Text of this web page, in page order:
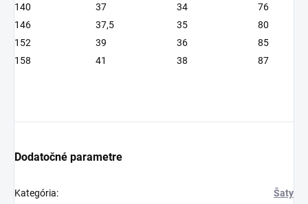
140
37 34
76
146
37,5 35
80
152
39 36
85
158
41 38 87
Dodatočné parametre
Kategória: Šaty